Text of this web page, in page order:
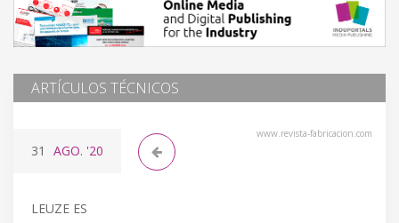
ARTÍCULOS TÉCNICOS
www.revista-fabricacion.com
31 AGO. '20
LEUZE ES